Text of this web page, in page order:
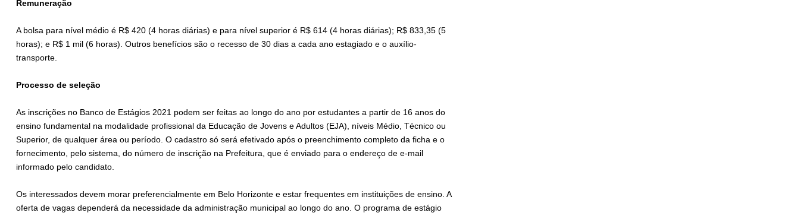
Remuneração
A bolsa para nível médio é R$ 420 (4 horas diárias) e para nível superior é R$ 614 (4 horas diárias); R$ 833,35 (5
horas); e R$ 1 mil (6 horas). Outros benefícios são o recesso de 30 dias a cada ano estagiado e o auxílio-
transporte.
Processo de seleção
As inscrições no Banco de Estágios 2021 podem ser feitas ao longo do ano por estudantes a partir de 16 anos do
ensino fundamental na modalidade profissional da Educação de Jovens e Adultos (EJA), níveis Médio, Técnico ou
Superior, de qualquer área ou período. O cadastro só será efetivado após o preenchimento completo da ficha e o
fornecimento, pelo sistema, do número de inscrição na Prefeitura, que é enviado para o endereço de e-mail
informado pelo candidato.
Os interessados devem morar preferencialmente em Belo Horizonte e estar frequentes em instituições de ensino. A
oferta de vagas dependerá da necessidade da administração municipal ao longo do ano. O programa de estágio